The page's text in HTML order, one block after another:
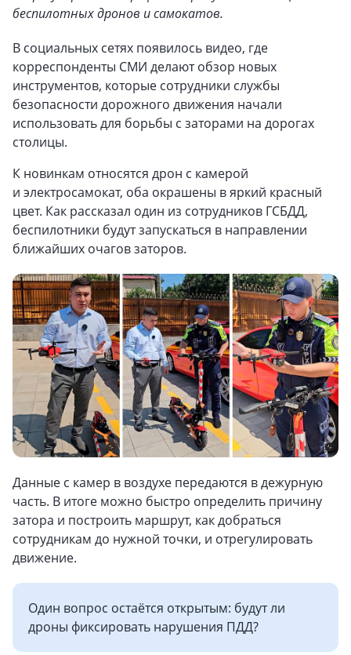
беспилотных дронов и самокатов.
В социальных сетях появилось видео, где
корреспонденты СМИ делают обзор новых
инструментов, которые сотрудники службы
безопасности дорожного движения начали
использовать для борьбы с заторами на дорогах
столицы.
К новинкам относятся дрон с камерой
и электросамокат, оба окрашены в яркий красный
цвет. Как рассказал один из сотрудников ГСБДД,
беспилотники будут запускаться в направлении
ближайших очагов заторов.
Данные с камер в воздухе передаются в дежурную
часть. В итоге можно быстро определить причину
затора и построить маршрут, как добраться
сотрудникам до нужной точки, и отрегулировать
движение.
Один вопрос остаётся открытым: будут ли
дроны фиксировать нарушения ПДД?